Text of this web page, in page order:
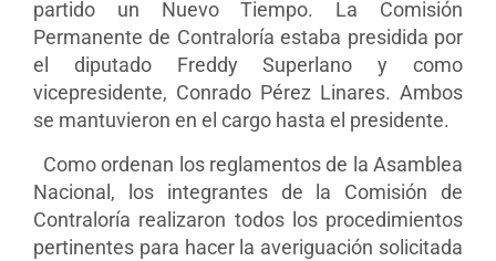
partido un Nuevo Tiempo. La Comisión
Permanente de Contraloría estaba presidida por
el diputado Freddy Superlano y como
vicepresidente, Conrado Pérez Linares. Ambos
se mantuvieron en el cargo hasta el presidente.
Como ordenan los reglamentos de la Asamblea
Nacional, los integrantes de la Comisión de
Contraloría realizaron todos los procedimientos
pertinentes para hacer la averiguación solicitada